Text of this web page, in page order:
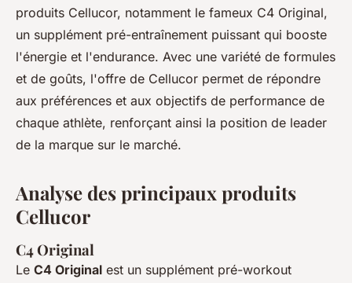
produits Cellucor, notamment le fameux C4 Original,
un supplément pré-entraînement puissant qui booste
l'énergie et l'endurance. Avec une variété de formules
et de goûts, l'offre de Cellucor permet de répondre
aux préférences et aux objectifs de performance de
chaque athlète, renforçant ainsi la position de leader
de la marque sur le marché.
Analyse des principaux produits
Cellucor
C4 Original
Le C4 Original est un supplément pré-workout